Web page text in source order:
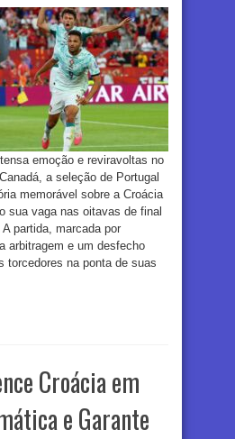
emoção e reviravoltas no
a seleção de Portugal
memorável sobre a Croácia
sua vaga nas oitavas de final
partida, marcada por
arbitragem e um desfecho
torcedores na ponta de suas
Croácia em
e Garante